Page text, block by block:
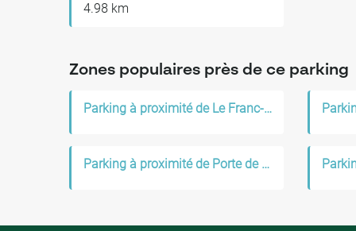
4.98 km
Zones populaires près de ce parking
Parking à proximité de Le Franc-Moisin
Parking à proximité de Porte de la Chapelle